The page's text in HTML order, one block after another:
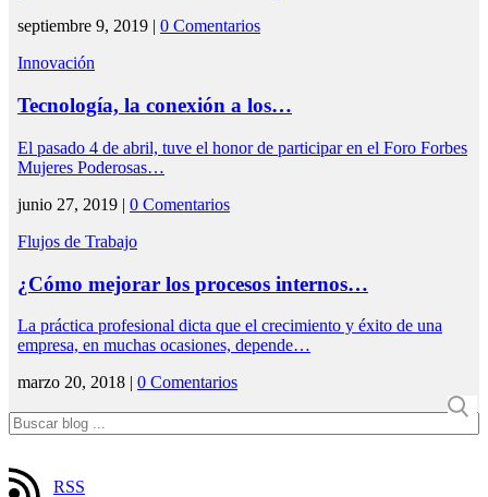
septiembre 9, 2019 | 0 Comentarios
Innovación
Tecnología, la conexión a los…
El pasado 4 de abril, tuve el honor de participar en el Foro Forbes
Mujeres Poderosas…
junio 27, 2019 | 0 Comentarios
Flujos de Trabajo
¿Cómo mejorar los procesos internos…
La práctica profesional dicta que el crecimiento y éxito de una
empresa, en muchas ocasiones, depende…
marzo 20, 2018 | 0 Comentarios
RSS